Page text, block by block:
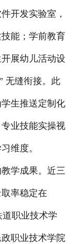
开发实验室，
能；学前教育
展幼儿活动设
无缝衔接。此
生推送定制化
业技能实操视
维度。
学成果。近三
率稳定在
职业技术学
职业技术学院